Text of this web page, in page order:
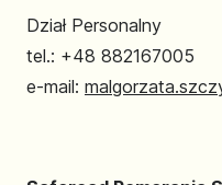
Dział Personalny
tel.: +48 882167005
e-mail: